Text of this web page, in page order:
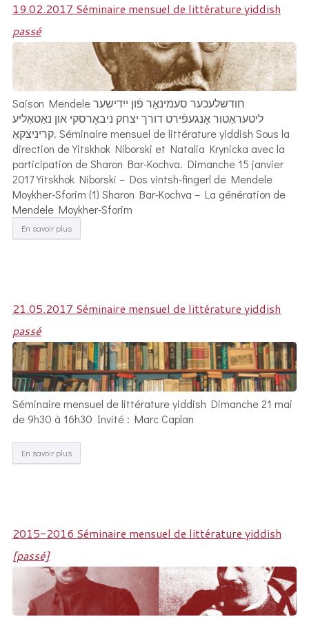
19.02.2017 Séminaire mensuel de littérature yiddish
passé
Saison Mendele חודשלעכער סעמינאַר פֿון ייִדישער
ליטעראַטור אָנגעפֿירט דורך יצחק ניבאָרסקי און נאַטאַליע
קריניצקאַ. Séminaire mensuel de littérature yiddish Sous la
direction de Yitskhok Niborski et Natalia Krynicka avec la
participation de Sharon Bar-Kochva. Dimanche 15 janvier
2017 Yitskhok Niborski – Dos vintsh-fingerl de Mendele
Moykher-Sforim (1) Sharon Bar-Kochva – La génération de
Mendele Moykher-Sforim
En savoir plus
21.05.2017 Séminaire mensuel de littérature yiddish
passé
Séminaire mensuel de littérature yiddish Dimanche 21 mai
de 9h30 à 16h30 Invité : Marc Caplan
En savoir plus
2015-2016 Séminaire mensuel de littérature yiddish
[passé]